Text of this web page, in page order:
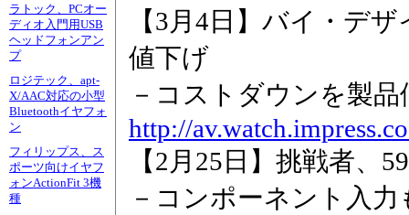
ラトック、PCオー
ディオ入門用USB
ヘッドフォンアン
プ
ロジテック、apt-
X/AAC対応の小型
Bluetoothイヤフォ
ン
フィリップス、ス
ポーツ向けイヤフ
ォンActionFit 3機
種
【3月4日】バイ・デ
値下げ
－コストダウンを製
http://
【2月25日】挑戦者、
－コンポーネント入力